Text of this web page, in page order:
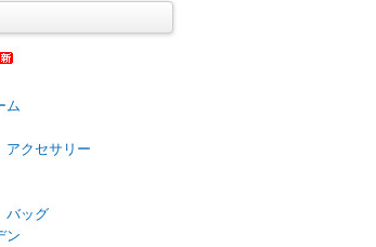
ム
アクセサリー
バッグ
ン